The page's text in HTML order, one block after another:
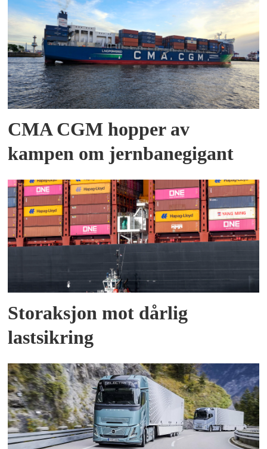
CMA CGM hopper av
kampen om jernbanegigant
Storaksjon mot dårlig
lastsikring